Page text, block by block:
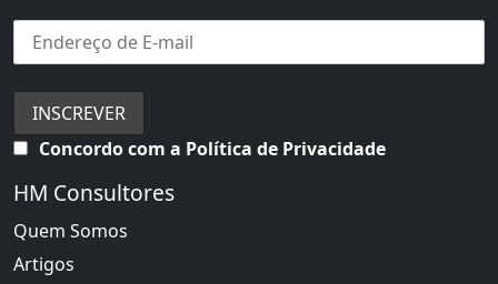
Concordo com a Política de Privacidade
HM Consultores
Quem Somos
Artigos